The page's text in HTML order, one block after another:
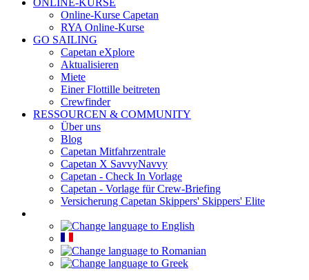
ONLINE-KURSE
Online-Kurse Capetan
RYA Online-Kurse
GO SAILING
Capetan eXplore
Aktualisieren
Miete
Einer Flottille beitreten
Crewfinder
RESSOURCEN & COMMUNITY
Über uns
Blog
Capetan Mitfahrzentrale
Capetan X SavvyNavvy
Capetan - Check In Vorlage
Capetan - Vorlage für Crew-Briefing
Versicherung Capetan Skippers' Skippers' Elite